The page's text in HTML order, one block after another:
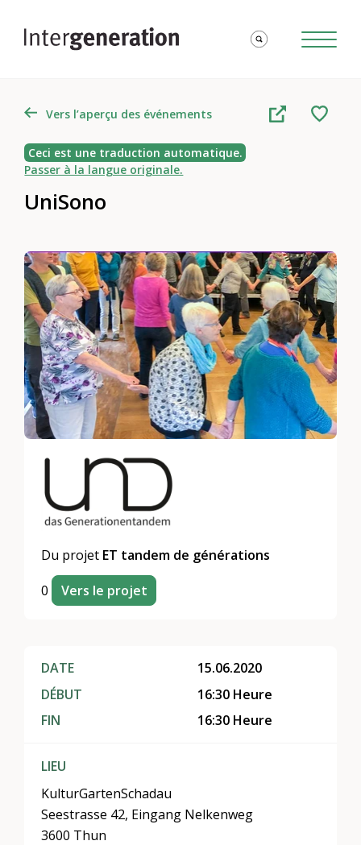
Vers l’aperçu des événements
Ceci est une traduction automatique.
Passer à la langue originale.
UniSono
Du projet ET tandem de générations
0 Vers le projet
DATE
DÉBUT
FIN
15.06.2020
16:30 Heure
16:30 Heure
LIEU
KulturGartenSchadau
Seestrasse 42, Eingang Nelkenweg
3600 Thun